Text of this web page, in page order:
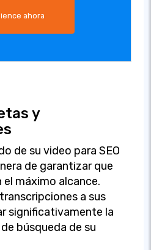
ahora
y
de su video para SEO
de garantizar que
máximo alcance.
a sus
significativamente la
búsqueda de su